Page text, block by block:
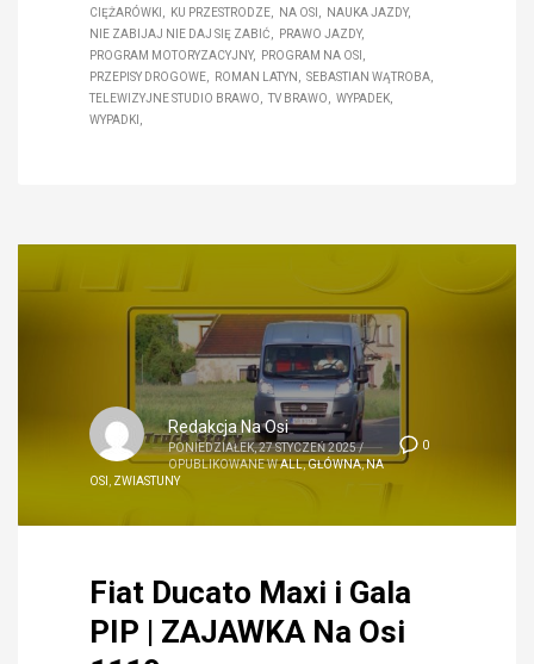
CIĘŻARÓWKI
KU PRZESTRODZE NA OSI
NAUKA JAZDY
NIE ZABIJAJ NIE DAJ SIĘ ZABIĆ
PRAWO JAZDY
PROGRAM MOTORYZACYJNY
PROGRAM NA OSI
PRZEPISY DROGOWE
ROMAN LATYN
SEBASTIAN WĄTROBA
TELEWIZYJNE STUDIO BRAWO
TV BRAWO
WYPADEK
WYPADKI
0
Redakcja Na Osi
PONIEDZIAŁEK, 27 STYCZEŃ 2025/
OPUBLIKOWANE WALL,GŁÓWNA,NA
OSI
ZWIASTUNY
Fiat Ducato Maxi i Gala
PIP | ZAJAWKA Na Osi